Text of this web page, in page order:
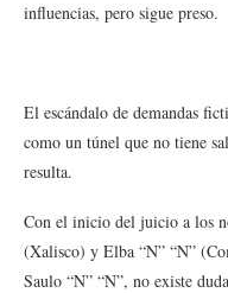
influencias, pero sigue preso.
El escándalo de demandas
como un túnel que no tiene
resulta.
Con el inicio del juicio a los
(Xalisco) y Elba “N” “N”
Saulo “N” “N”, no existe